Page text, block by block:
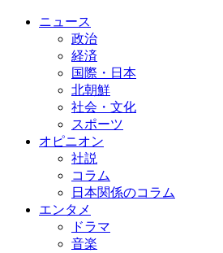
ニュース
政治
経済
国際・日本
北朝鮮
社会・文化
スポーツ
オピニオン
社説
コラム
日本関係のコラム
エンタメ
ドラマ
音楽